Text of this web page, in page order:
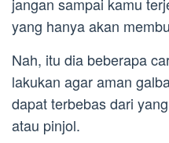
yang hanya akan
Nah, itu dia beberapa
lakukan agar aman
dapat terbebas dari
atau pinjol.